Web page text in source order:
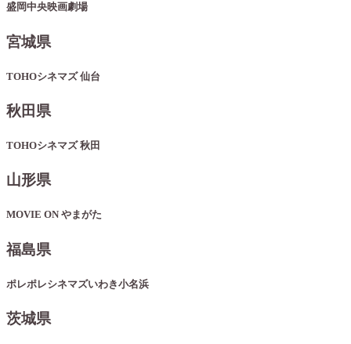
盛岡中央映画劇場
宮城県
TOHOシネマズ 仙台
秋田県
TOHOシネマズ 秋田
山形県
MOVIE ON やまがた
福島県
ポレポレシネマズいわき小名浜
茨城県